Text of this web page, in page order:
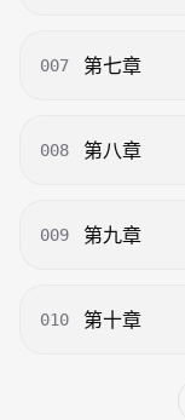
007 第七章
008 第八章
009 第九章
010 第十章